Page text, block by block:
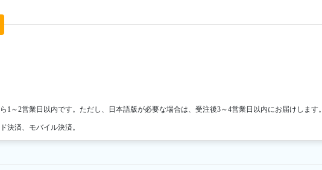
1～2営業日以内です。ただし、日本語版が必要な場合は、受注後3～4営業日以内にお届けします。
決済、モバイル決済。